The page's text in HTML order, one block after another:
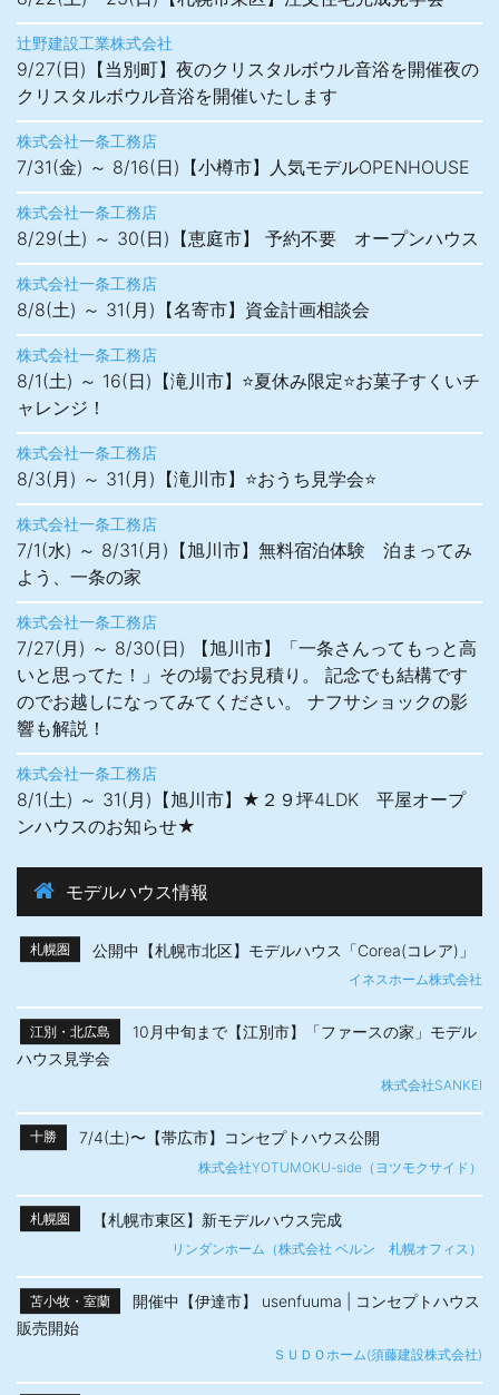
辻野建設工業株式会社
9/27(日)【当別町】夜のクリスタルボウル音浴を開催夜の
クリスタルボウル音浴を開催いたします
株式会社一条工務店
7/31(金) ～ 8/16(日)【小樽市】人気モデルOPENHOUSE
株式会社一条工務店
8/29(土) ～ 30(日)【恵庭市】 予約不要 オープンハウス
株式会社一条工務店
8/8(土) ～ 31(月)【名寄市】資金計画相談会
株式会社一条工務店
8/1(土) ～ 16(日)【滝川市】⭐夏休み限定⭐お菓子すくいチ
ャレンジ！
株式会社一条工務店
8/3(月) ～ 31(月)【滝川市】⭐おうち見学会⭐
株式会社一条工務店
7/1(水) ～ 8/31(月)【旭川市】無料宿泊体験 泊まってみ
よう、一条の家
株式会社一条工務店
7/27(月) ～ 8/30(日) 【旭川市】「一条さんってもっと高
いと思ってた！」その場でお見積り。 記念でも結構です
のでお越しになってみてください。 ナフサショックの影
響も解説！
株式会社一条工務店
8/1(土) ～ 31(月)【旭川市】★２９坪4LDK 平屋オープ
ンハウスのお知らせ★
モデルハウス情報
札幌圏 公開中【札幌市北区】モデルハウス「Corea(コレア)」
イネスホーム株式会社
江別・北広島
10月中旬まで【江別市】「ファースの家」モデル
ハウス見学会
株式会社SANKEI
十勝 7/4(土)〜【帯広市】​コンセプトハウス公開
株式会社YOTUMOKU-side（ヨツモクサイド）
札幌圏 【札幌市東区】新モデルハウス完成
リンダンホーム（株式会社 ベルン 札幌オフィス）
苫小牧・室蘭
開催中【伊達市】 usenfuuma | コンセプトハウス
販売開始
ＳＵＤＯホーム(須藤建設株式会社)